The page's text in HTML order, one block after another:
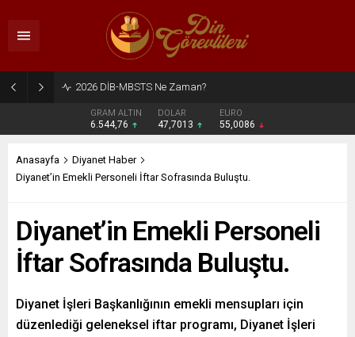
2026 DİB-MBSTS Ne Zaman?
GRAM ALTIN
6.544,76
DOLAR
47,7013
EURO
55,0086
Anasayfa
Diyanet Haber
Diyanet’in Emekli Personeli İftar Sofrasında Buluştu.
Diyanet’in Emekli Personeli
İftar Sofrasında Buluştu.
Diyanet İşleri Başkanlığının emekli mensupları için
düzenlediği geleneksel iftar programı, Diyanet İşleri